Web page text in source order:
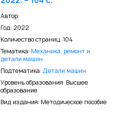
Автор:
Год: 2022
Количество страниц: 104
Тематика: Механика, ремонт и
детали машин
Подтематика: Детали машин
Уровень образования: Высшее
образование
Вид издания: Методическое пособие